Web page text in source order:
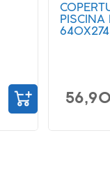
50X50